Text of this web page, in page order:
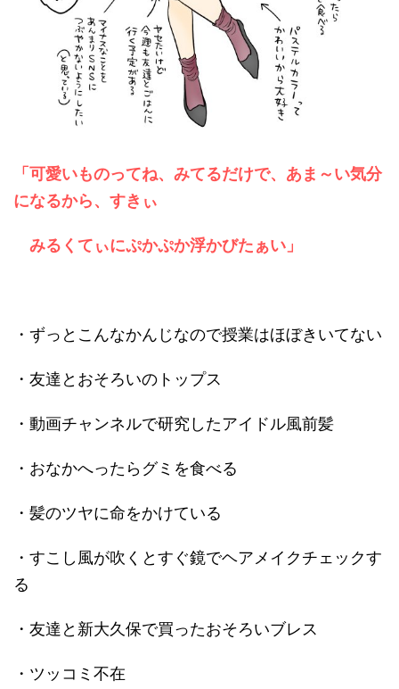
「可愛いものってね、みてるだけで、あま～い気分
になるから、すきぃ
みるくてぃにぷかぷか浮かびたぁい」
・ずっとこんなかんじなので授業はほぼきいてない
・友達とおそろいのトップス
・動画チャンネルで研究したアイドル風前髪
・おなかへったらグミを食べる
・髪のツヤに命をかけている
・すこし風が吹くとすぐ鏡でヘアメイクチェックす
る
・友達と新大久保で買ったおそろいブレス
・ツッコミ不在